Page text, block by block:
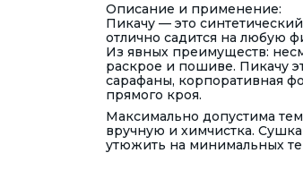
Описание и применение:
Пикачу — это
отлично садится на любую
Из явных преимуществ:
раскрое и пошиве. Пикачу
сарафаны, корпоративная
прямого кроя.
Максимально допустима
вручную и химчистка.
утюжить на минимальных